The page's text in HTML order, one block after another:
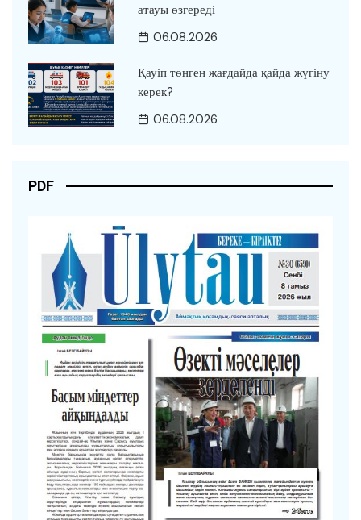
атауы өзгереді
06.08.2026
Қауіп төнген жағдайда қайда жүгіну
керек?
06.08.2026
PDF